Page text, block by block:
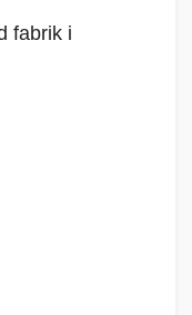
fabrik i